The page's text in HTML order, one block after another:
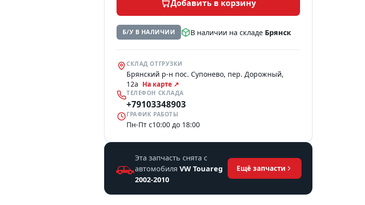
Добавить в корзину
Б/У В НАЛИЧИИ В наличии на складе Брянск
СКЛАД ОТГРУЗКИ
Брянский р-н пос. Супонево, пер. Дорожный,
12а На карте ↗
ТЕЛЕФОН СКЛАДА
+79103348903
ГРАФИК РАБОТЫ
Пн-Пт с10:00 до 18:00
Эта запчасть снята с
автомобиля VW Touareg
2002-2010
Ещё запчасти